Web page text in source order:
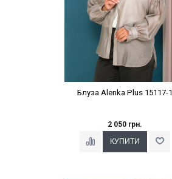
Блуза Alenka Plus 15117-1
2 050 грн.